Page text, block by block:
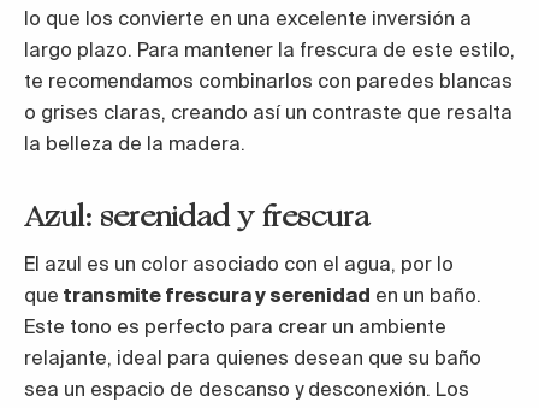
lo que los convierte en una excelente inversión a
largo plazo. Para mantener la frescura de este estilo,
te recomendamos combinarlos con paredes blancas
o grises claras, creando así un contraste que resalta
la belleza de la madera.
Azul: serenidad y frescura
El azul es un color asociado con el agua, por lo
que transmite frescura y serenidad en un baño.
Este tono es perfecto para crear un ambiente
relajante, ideal para quienes desean que su baño
sea un espacio de descanso y desconexión. Los